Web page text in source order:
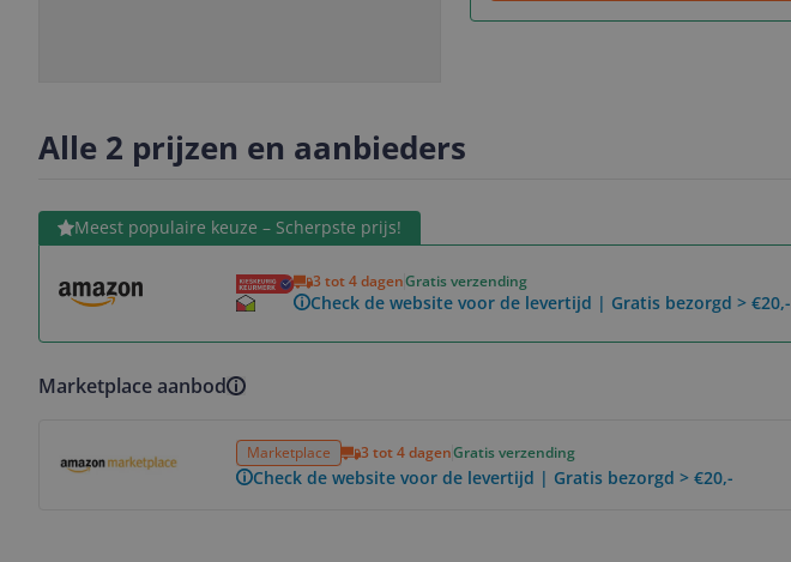
Alle 2 prijzen en aanbieders
Meest populaire keuze – Scherpste prijs!
3 tot 4 dagenGratis verzending
Check de website voor de levertijd | Gratis bezorgd > €20,-
Bekijk product
Marketplace aanbod
Marketplace 3 tot 4 dagenGratis verzending
Check de website voor de levertijd | Gratis bezorgd > €20,-